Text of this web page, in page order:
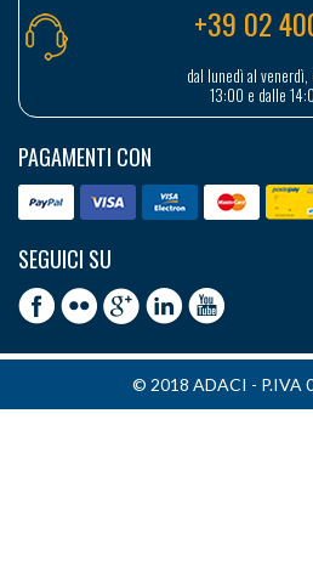
+39 02
dal lunedì al
13:00 e dalle
PAGAMENTI CON
SEGUICI SU
© 2018 ADACI - P.IVA